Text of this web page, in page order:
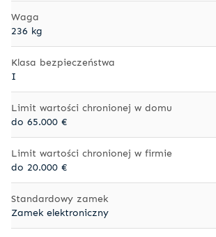
Waga
236 kg
Klasa bezpieczeństwa
I
Limit wartości chronionej w domu
do 65.000 €
Limit wartości chronionej w firmie
do 20.000 €
Standardowy zamek
Zamek elektroniczny